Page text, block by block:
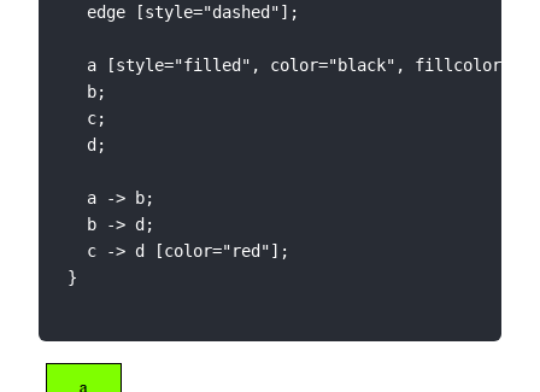
  edge [style="dashed"];
a [style="filled", color="black",
  b;
  c;
  d;
  a -> b;
  b -> d;
  c -> d [color="red"];